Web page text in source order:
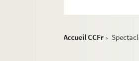
Accueil CCFr >